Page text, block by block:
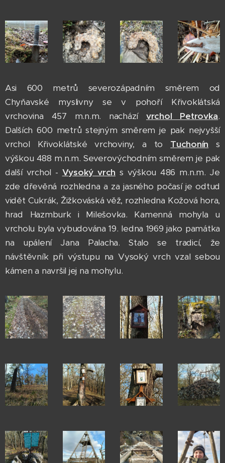
Asi 600 metrů severozápadním směrem od
Chyňavské myslivny se v pohoří Křivoklátská
vrchovina 457 m.n.m. nachází vrchol Petrovka.
Dalších 600 metrů stejným směrem je pak nejvyšší
vrchol Křivoklátské vrchoviny, a to Tuchonín s
výškou 488 m.n.m. Severovýchodním směrem je pak
další vrchol - Vysoký vrch s výškou 486 m.n.m. Je
zde dřevěná rozhledna a za jasného počasí je odtud
vidět Cukrák, Žižkováská věž, rozhledna Kožová hora,
hrad Hazmburk i Milešovka. Kamenná mohyla u
vrcholu byla vybudována 19. ledna 1969 jako památka
na upálení Jana Palacha. Stalo se tradicí, že
návštěvník při výstupu na Vysoký vrch vzal sebou
kámen a navršil jej na mohylu.